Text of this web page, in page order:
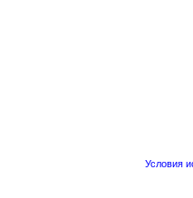
Условия